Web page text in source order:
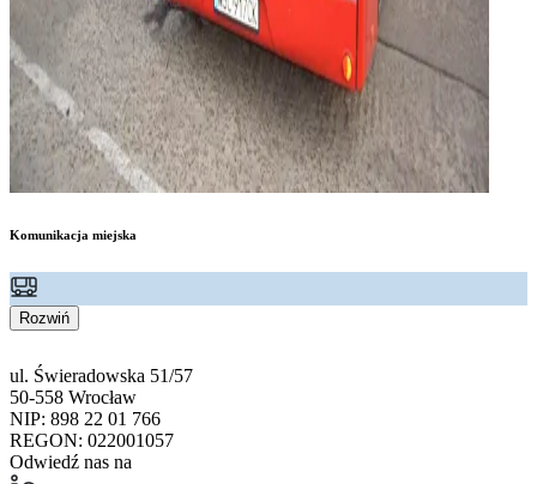
Komunikacja miejska
Rozwiń
ul. Świeradowska 51/57
50-558 Wrocław
NIP: 898 22 01 766
REGON: 022001057
Odwiedź nas na